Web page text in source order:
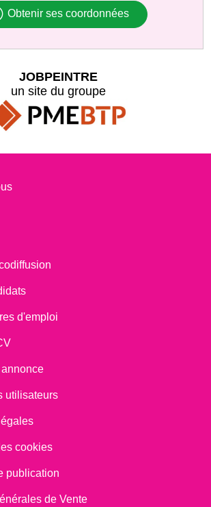
Obtenir ses coordonnées
JOBPEINTRE
un site du groupe
d'emploi
utilisateurs
cookies
publication
de Vente